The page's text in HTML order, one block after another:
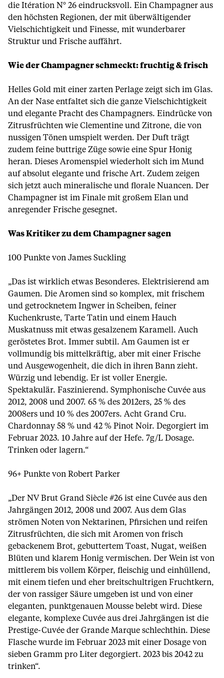
die Itération N° 26 eindrucksvoll. Ein Champagner aus
den höchsten Regionen, der mit überwältigender
Vielschichtigkeit und Finesse, mit wunderbarer
Struktur und Frische auffährt.
Wie der Champagner schmeckt: fruchtig & frisch
Helles Gold mit einer zarten Perlage zeigt sich im Glas.
An der Nase entfaltet sich die ganze Vielschichtigkeit
und elegante Pracht des Champagners. Eindrücke von
Zitrusfrüchten wie Clementine und Zitrone, die von
nussigen Tönen umspielt werden. Der Duft trägt
zudem feine buttrige Züge sowie eine Spur Honig
heran. Dieses Aromenspiel wiederholt sich im Mund
auf absolut elegante und frische Art. Zudem zeigen
sich jetzt auch mineralische und florale Nuancen. Der
Champagner ist im Finale mit großem Elan und
anregender Frische gesegnet.
Was Kritiker zu dem Champagner sagen
100 Punkte von James Suckling
„Das ist wirklich etwas Besonderes. Elektrisierend am
Gaumen. Die Aromen sind so komplex, mit frischem
und getrocknetem Ingwer in Scheiben, feiner
Kuchenkruste, Tarte Tatin und einem Hauch
Muskatnuss mit etwas gesalzenem Karamell. Auch
geröstetes Brot. Immer subtil. Am Gaumen ist er
vollmundig bis mittelkräftig, aber mit einer Frische
und Ausgewogenheit, die dich in ihren Bann zieht.
Würzig und lebendig. Er ist voller Energie.
Spektakulär. Faszinierend. Symphonische Cuvée aus
2012, 2008 und 2007. 65 % des 2012ers, 25 % des
2008ers und 10 % des 2007ers. Acht Grand Cru.
Chardonnay 58 % und 42 % Pinot Noir. Degorgiert im
Februar 2023. 10 Jahre auf der Hefe. 7g/L Dosage.
Trinken oder lagern.“
96+ Punkte von Robert Parker
„Der NV Brut Grand Siècle #26 ist eine Cuvée aus den
Jahrgängen 2012, 2008 und 2007. Aus dem Glas
strömen Noten von Nektarinen, Pfirsichen und reifen
Zitrusfrüchten, die sich mit Aromen von frisch
gebackenem Brot, gebuttertem Toast, Nugat, weißen
Blüten und klarem Honig vermischen. Der Wein ist von
mittlerem bis vollem Körper, fleischig und einhüllend,
mit einem tiefen und eher breitschultrigen Fruchtkern,
der von rassiger Säure umgeben ist und von einer
eleganten, punktgenauen Mousse belebt wird. Diese
elegante, komplexe Cuvée aus drei Jahrgängen ist die
Prestige-Cuvée der Grande Marque schlechthin. Diese
Flasche wurde im Februar 2023 mit einer Dosage von
sieben Gramm pro Liter degorgiert. 2023 bis 2042 zu
trinken“.